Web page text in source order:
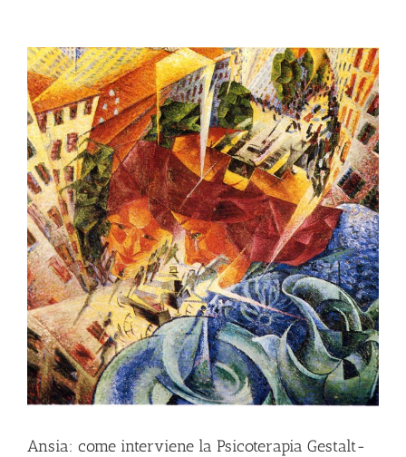
Ingrandisci
immagine
Ansia: come interviene la Psicoterapia Gestalt-